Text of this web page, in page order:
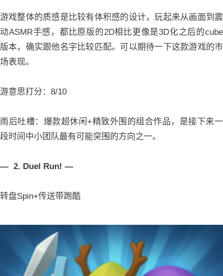
游戏整体的质感是比较有体积感的设计，玩起来从画面到震
动ASMR手感，都比原版的2D相比更像是3D化之后的cube
版本，确实跟他名字比较匹配。可以期待一下这款游戏的市
场表现。
游意思打分：8/10
雨后吐槽：爆款超休闲+精致外围的组合作品，是接下来一
段时间中小团队最有可能突围的方向之一。
— 2. Duel Run! —
转盘Spin+传送带跑酷